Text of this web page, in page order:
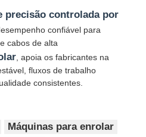
precisão controlada por
confiável para
cabos de alta
, apoia os fabricantes na
fluxos de trabalho
consistentes.
Máquinas para enrolar